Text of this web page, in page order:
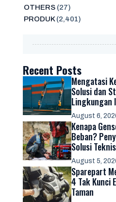
OTHERS(27)
PRODUK(2,401)
Recent Posts
Mengatasi
Solusi dan
Lingkungan
August 6,
Kenapa
Beban?
Solusi Teknis
August 5,
Sparepart
4 Tak Kunci
Taman